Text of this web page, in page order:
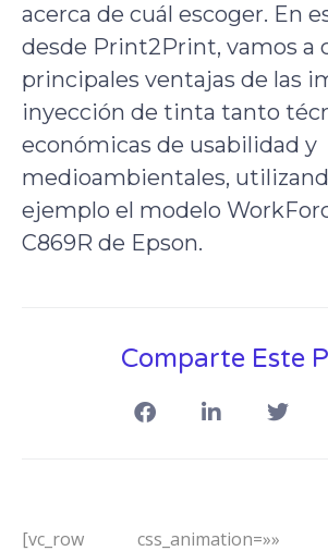
acerca de cuál escoger. En
desde Print2Print, vamos a
principales ventajas de las
inyección de tinta tanto
económicas de usabilidad y
medioambientales,
ejemplo el modelo
C869R de Epson.
Comparte Este
[vc_row css_animation=»»